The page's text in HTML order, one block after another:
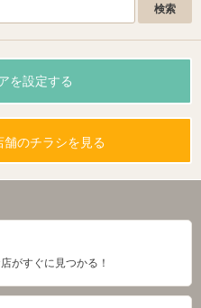
を設定する
舗のチラシを見る
がすぐに見つかる！